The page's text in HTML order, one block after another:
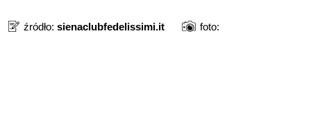
źródło: sienaclubfedelissimi.it foto: